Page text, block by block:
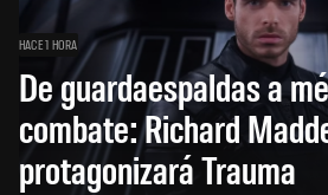
HACE 1 HORA
De guardaespaldas a
combate: Richard
protagonizará Trauma